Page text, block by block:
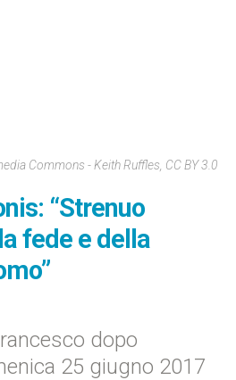
Commons - Keith Ruffles, CC BY 3.0
“Strenuo
fede e della
dopo
25 giugno 2017